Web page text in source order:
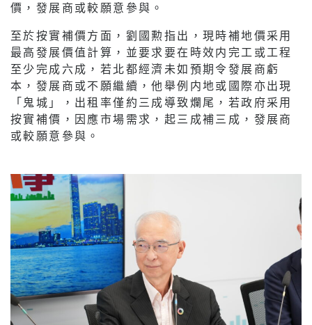
價，發展商或較願意參與。
至於按實補價方面，劉國勲指出，現時補地價采用
最高發展價值計算，並要求要在時效内完工或工程
至少完成六成，若北都經濟未如預期令發展商虧
本，發展商或不願繼續，他舉例内地或國際亦出現
「鬼城」，出租率僅約三成導致爛尾，若政府采用
按實補價，因應市場需求，起三成補三成，發展商
或較願意參與。